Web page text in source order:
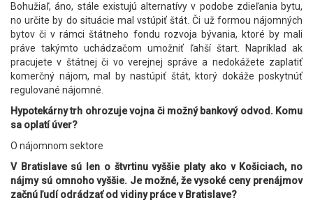
Bohužiaľ, áno, stále existujú alternatívy v podobe zdieľania bytu,
no určite by do situácie mal vstúpiť štát. Či už formou nájomných
bytov či v rámci štátneho fondu rozvoja bývania, ktoré by mali
práve takýmto uchádzačom umožniť ľahší štart. Napríklad ak
pracujete v štátnej či vo verejnej správe a nedokážete zaplatiť
komerčný nájom, mal by nastúpiť štát, ktorý dokáže poskytnúť
regulované nájomné.
Hypotekárny trh ohrozuje vojna či možný bankový odvod. Komu
sa oplatí úver?
O nájomnom sektore
V Bratislave sú len o štvrtinu vyššie platy ako v Košiciach, no
nájmy sú omnoho vyššie. Je možné, že vysoké ceny prenájmov
začnú ľudí odrádzať od vidiny práce v Bratislave?